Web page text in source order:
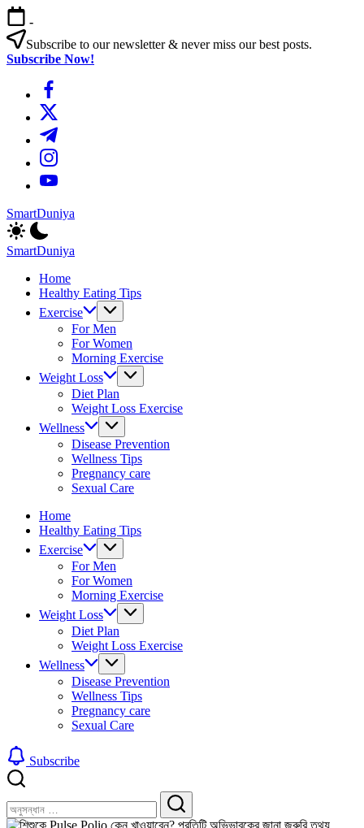
এড়িয়ে
লেখায়
যান
-
Subscribe to our newsletter & never miss our best posts.
Subscribe Now!
https://www.facebook.com/
https://twitter.com/
https://t.me/
https://www.instagram.com/
https://youtube.com/
SmartDuniya
Be
Smart
&
Happy
Life
with
health
SmartDuniya
Smart
Happy
fitness
Home
Healthy Eating Tips
Exercise
For Men
For Women
Morning Exercise
Weight Loss
Diet Plan
Weight Loss Exercise
Wellness
Disease Prevention
Wellness Tips
Pregnancy care
Sexual Care
Home
Healthy Eating Tips
Exercise
For Men
For Women
Morning Exercise
Weight Loss
Diet Plan
Weight Loss Exercise
Wellness
Disease Prevention
Wellness Tips
Pregnancy care
Sexual Care
Subscribe
করুন
খুঁজুন
খুঁজুন